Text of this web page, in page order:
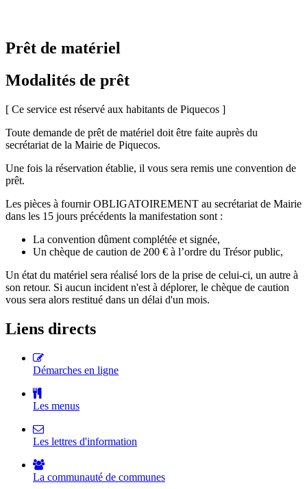
Prêt de matériel
Modalités de prêt
[ Ce service est réservé aux habitants de Piquecos ]
Toute demande de prêt de matériel doit être faite auprès du
secrétariat de la Mairie de Piquecos.
Une fois la réservation établie, il vous sera remis une convention de
prêt.
Les pièces à fournir OBLIGATOIREMENT au secrétariat de Mairie
dans les 15 jours précédents la manifestation sont :
La convention dûment complétée et signée,
Un chèque de caution de 200 € à l’ordre du Trésor public,
Un état du matériel sera réalisé lors de la prise de celui-ci, un autre à
son retour. Si aucun incident n'est à déplorer, le chèque de caution
vous sera alors restitué dans un délai d'un mois.
Liens directs
Démarches en ligne
Les menus
Les lettres d'information
La communauté de communes